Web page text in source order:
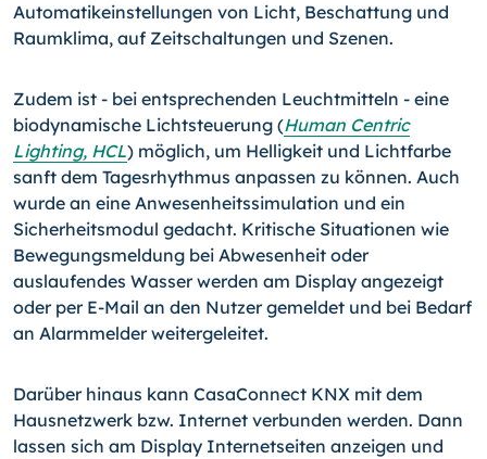
Automatikeinstellungen von Licht, Beschattung und
Raumklima, auf Zeitschaltungen und Szenen.
Zudem ist - bei entsprechenden Leuchtmitteln - eine
biodynamische Lichtsteuerung (Human Centric
Lighting, HCL) möglich, um Helligkeit und Lichtfarbe
sanft dem Tagesrhythmus anpassen zu können. Auch
wurde an eine Anwesenheitssimulation und ein
Sicherheitsmodul gedacht. Kritische Situationen wie
Bewegungsmeldung bei Abwesenheit oder
auslaufendes Wasser werden am Display angezeigt
oder per E-Mail an den Nutzer gemeldet und bei Bedarf
an Alarmmelder weitergeleitet.
Darüber hinaus kann CasaConnect KNX mit dem
Hausnetzwerk bzw. Internet verbunden werden. Dann
lassen sich am Display Internetseiten anzeigen und